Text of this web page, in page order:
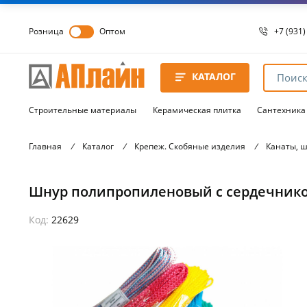
Розница Оптом +7
8 8172
8 8172
КАТАЛОГ
Строительные материалы Керамическая плитка Сантехника
Главная / Каталог / Крепеж. Скобяные изделия / Канаты,
Шнур полипропиленовый с
Код: 22629